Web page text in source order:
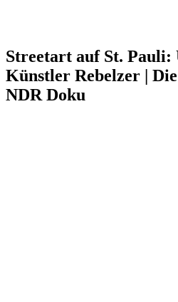
Streetart auf St. Pauli:
Künstler Rebelzer |
NDR Doku